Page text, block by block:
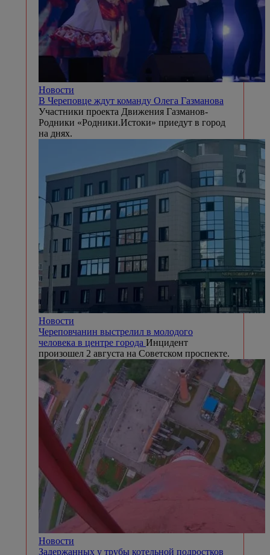
Новости
В Череповце ждут команду Олега Газманова
Участники проекта Движения Газманов-
Родники «Родники.Истоки» приедут в город
на днях.
Новости
Череповчанин выстрелил в молодого
человека в центре города Инцидент
произошел 2 августа на Советском проспекте.
Новости
Задержанных у трубы котельной подростков